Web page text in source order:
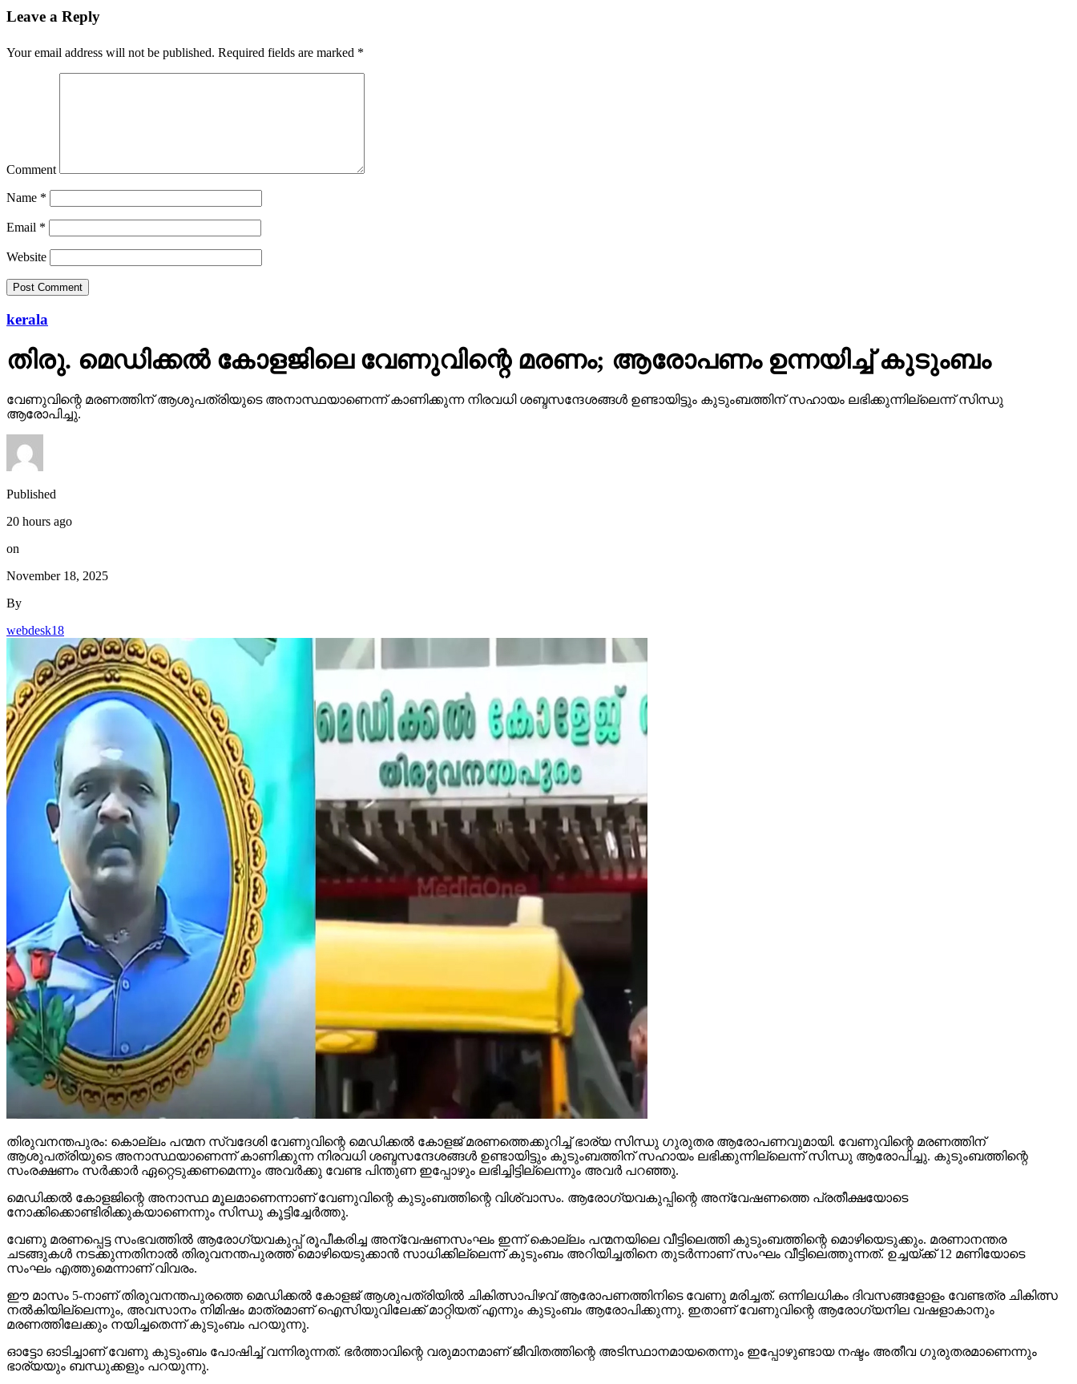
Leave a Reply
Your email address will not be published. Required fields are marked *
Comment
Name *
Email *
Website
kerala
തിരു. മെഡിക്കല്‍ കോളജിലെ വേണുവിന്റെ മരണം; ആരോപണം ഉന്നയിച്ച് കുടുംബം
വേണുവിന്റെ മരണത്തിന് ആശുപത്രിയുടെ അനാസ്ഥയാണെന്ന് കാണിക്കുന്ന നിരവധി ശബ്ദസന്ദേശങ്ങള്‍ ഉണ്ടായിട്ടും കുടുംബത്തിന് സഹായം ലഭിക്കുന്നില്ലെന്ന് സിന്ധു
ആരോപിച്ചു.
Published
20 hours ago
on
November 18, 2025
By
webdesk18
തിരുവനന്തപുരം: കൊല്ലം പന്മന സ്വദേശി വേണുവിന്റെ മെഡിക്കല്‍ കോളജ് മരണത്തെക്കുറിച്ച് ഭാര്യ സിന്ധു ഗുരുതര ആരോപണവുമായി. വേണുവിന്റെ മരണത്തിന്
ആശുപത്രിയുടെ അനാസ്ഥയാണെന്ന് കാണിക്കുന്ന നിരവധി ശബ്ദസന്ദേശങ്ങള്‍ ഉണ്ടായിട്ടും കുടുംബത്തിന് സഹായം ലഭിക്കുന്നില്ലെന്ന് സിന്ധു ആരോപിച്ചു. കുടുംബത്തിന്റെ
സംരക്ഷണം സര്‍ക്കാര്‍ ഏറ്റെടുക്കണമെന്നും അവര്‍ക്കു വേണ്ട പിന്തുണ ഇപ്പോഴും ലഭിച്ചിട്ടില്ലെന്നും അവര്‍ പറഞ്ഞു.
മെഡിക്കല്‍ കോളജിന്റെ അനാസ്ഥ മൂലമാണെന്നാണ് വേണുവിന്റെ കുടുംബത്തിന്റെ വിശ്വാസം. ആരോഗ്യവകുപ്പിന്റെ അന്വേഷണത്തെ പ്രതീക്ഷയോടെ
നോക്കിക്കൊണ്ടിരിക്കുകയാണെന്നും സിന്ധു കൂട്ടിച്ചേര്‍ത്തു.
വേണു മരണപ്പെട്ട സംഭവത്തില്‍ ആരോഗ്യവകുപ്പ് രൂപീകരിച്ച അന്വേഷണസംഘം ഇന്ന് കൊല്ലം പന്മനയിലെ വീട്ടിലെത്തി കുടുംബത്തിന്റെ മൊഴിയെടുക്കും. മരണാനന്തര
ചടങ്ങുകള്‍ നടക്കുന്നതിനാല്‍ തിരുവനന്തപുരത്ത് മൊഴിയെടുക്കാന്‍ സാധിക്കില്ലെന്ന് കുടുംബം അറിയിച്ചതിനെ തുടര്‍ന്നാണ് സംഘം വീട്ടിലെത്തുന്നത്. ഉച്ചയ്ക്ക് 12 മണിയോടെ
സംഘം എത്തുമെന്നാണ് വിവരം.
ഈ മാസം 5-നാണ് തിരുവനന്തപുരത്തെ മെഡിക്കല്‍ കോളജ് ആശുപത്രിയില്‍ ചികിത്സാപിഴവ് ആരോപണത്തിനിടെ വേണു മരിച്ചത്. ഒന്നിലധികം ദിവസങ്ങളോളം വേണ്ടത്ര ചികിത്സ
നല്‍കിയില്ലെന്നും, അവസാനം നിമിഷം മാത്രമാണ് ഐസിയുവിലേക്ക് മാറ്റിയത് എന്നും കുടുംബം ആരോപിക്കുന്നു. ഇതാണ് വേണുവിന്റെ ആരോഗ്യനില വഷളാകാനും
മരണത്തിലേക്കും നയിച്ചതെന്ന് കുടുംബം പറയുന്നു.
ഓട്ടോ ഓടിച്ചാണ് വേണു കുടുംബം പോഷിച്ച് വന്നിരുന്നത്. ഭര്‍ത്താവിന്റെ വരുമാനമാണ് ജീവിതത്തിന്റെ അടിസ്ഥാനമായതെന്നും ഇപ്പോഴുണ്ടായ നഷ്ടം അതീവ ഗുരുതരമാണെന്നും
ഭാര്യയും ബന്ധുക്കളും പറയുന്നു.